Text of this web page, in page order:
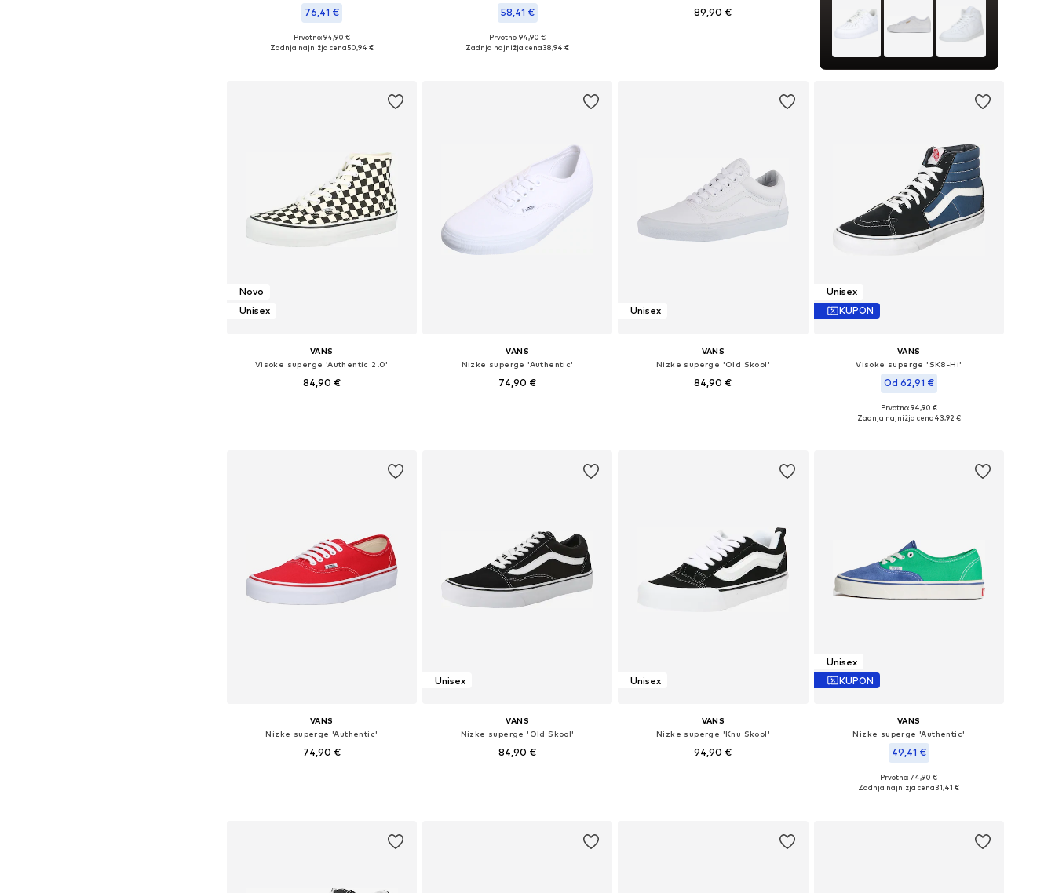
76,41 €
+ 7
Na voljo v različnih velikostih
Prvotno: 94,90 €
Zadnja najnižja cena50,94 €
58,41 €
+14
Na voljo v različnih velikostih
Prvotno: 94,90 €
Zadnja najnižja cena38,94 €
89,90 €
Novo
Unisex
VANS
Visoke superge 'Authentic 2.0'
84,90 €
VANS
Nizke superge 'Authentic'
74,90 €
Unisex
VANS
Nizke superge 'Old Skool'
84,90 €
Unisex
KUPON
VANS
Visoke superge 'SK8-Hi'
Od 62,91 €
+ 1
Na voljo v različnih velikostih
Prvotno: 94,90 €
Zadnja najnižja cena43,92 €
VANS
Nizke superge 'Authentic'
74,90 €
Unisex
VANS
Nizke superge 'Old Skool'
84,90 €
Unisex
VANS
Nizke superge 'Knu Skool'
94,90 €
Unisex
KUPON
VANS
Nizke superge 'Authentic'
49,41 €
+ 1
Na voljo v različnih velikostih
Prvotno: 74,90 €
Zadnja najnižja cena31,41 €